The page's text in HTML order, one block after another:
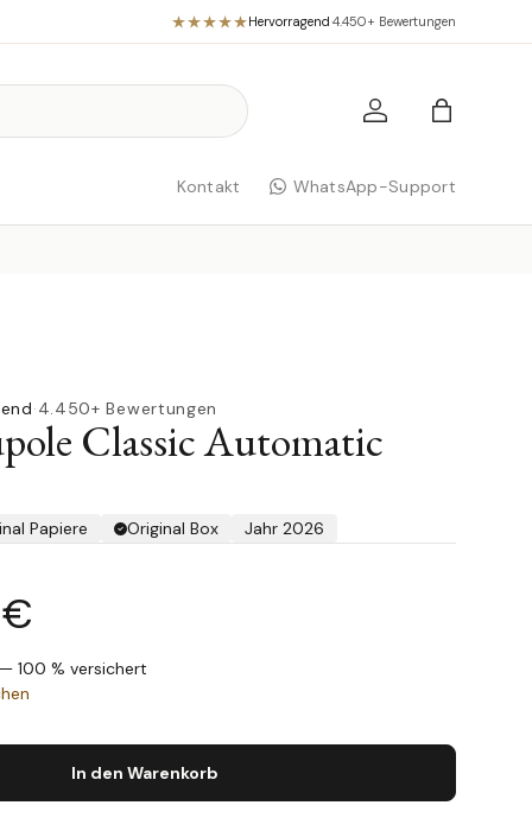
Hervorragend·4.450+ Bewertungen
Einloggen
Kontakt WhatsApp-Support
·4.450+ Bewertungen
Classic Automatic
Papiere Original Box Jahr 2026
100 % versichert
In den Warenkorb